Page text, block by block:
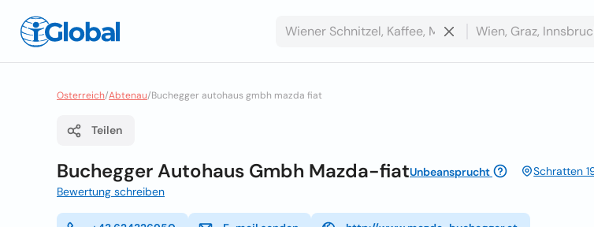
Osterreich/Abtenau/Buchegger autohaus gmbh mazda fiat
Teilen
Buchegger Autohaus Gmbh Mazda-fiatUnbeansprucht
Schratten
Bewertung schreiben